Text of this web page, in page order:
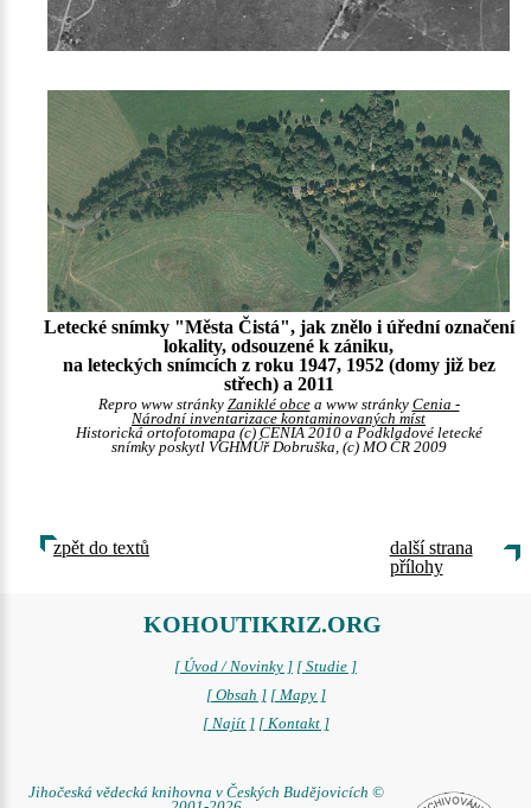
Letecké snímky "Města Čistá", jak znělo i úřední označení
lokality, odsouzené k zániku,
na leteckých snímcích z roku 1947, 1952 (domy již bez
střech) a 2011
Repro www stránky Zaniklé obcea www stránky Cenia -
Národní inventarizace kontaminovaných míst
Historická ortofotomapa (c) CENIA 2010 a Podkladové letecké
snímky poskytl VGHMÚř Dobruška, (c) MO ČR 2009
zpět do textů
další strana
přílohy
KOHOUTIKRIZ.ORG
[ Úvod / Novinky ] [ Studie ]
[ Obsah ] [ Mapy ]
[ Najít ] [ Kontakt ]
Jihočeská vědecká knihovna v Českých Budějovicích ©